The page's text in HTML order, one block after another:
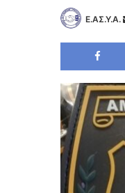
Ε.ΑΣ.Υ.Α.